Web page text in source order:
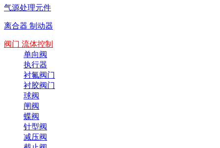
气源处理元件
离合器 制动器
阀门 流体控制
单向阀
执行器
衬氟阀门
衬胶阀门
球阀
闸阀
蝶阀
针型阀
减压阀